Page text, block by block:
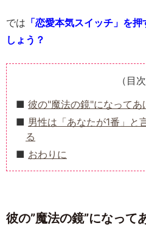
では 「恋愛本気スイッチ」を
しょう？
（目次
彼の"魔法の鏡"になってあ
男性は「あなたが1番」と
る
おわりに
彼の”魔法の鏡”になって